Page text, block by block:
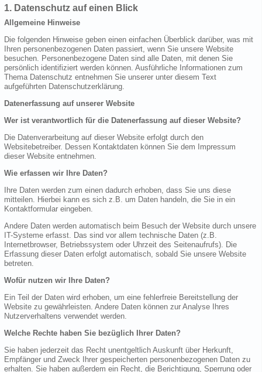
1. Datenschutz auf einen Blick
Allgemeine Hinweise
Die folgenden Hinweise geben einen einfachen Überblick darüber, was mit
Ihren personenbezogenen Daten passiert, wenn Sie unsere Website
besuchen. Personenbezogene Daten sind alle Daten, mit denen Sie
persönlich identifiziert werden können. Ausführliche Informationen zum
Thema Datenschutz entnehmen Sie unserer unter diesem Text
aufgeführten Datenschutzerklärung.
Datenerfassung auf unserer Website
Wer ist verantwortlich für die Datenerfassung auf dieser Website?
Die Datenverarbeitung auf dieser Website erfolgt durch den
Websitebetreiber. Dessen Kontaktdaten können Sie dem Impressum
dieser Website entnehmen.
Wie erfassen wir Ihre Daten?
Ihre Daten werden zum einen dadurch erhoben, dass Sie uns diese
mitteilen. Hierbei kann es sich z.B. um Daten handeln, die Sie in ein
Kontaktformular eingeben.
Andere Daten werden automatisch beim Besuch der Website durch unsere
IT-Systeme erfasst. Das sind vor allem technische Daten (z.B.
Internetbrowser, Betriebssystem oder Uhrzeit des Seitenaufrufs). Die
Erfassung dieser Daten erfolgt automatisch, sobald Sie unsere Website
betreten.
Wofür nutzen wir Ihre Daten?
Ein Teil der Daten wird erhoben, um eine fehlerfreie Bereitstellung der
Website zu gewährleisten. Andere Daten können zur Analyse Ihres
Nutzerverhaltens verwendet werden.
Welche Rechte haben Sie bezüglich Ihrer Daten?
Sie haben jederzeit das Recht unentgeltlich Auskunft über Herkunft,
Empfänger und Zweck Ihrer gespeicherten personenbezogenen Daten zu
erhalten. Sie haben außerdem ein Recht, die Berichtigung, Sperrung oder